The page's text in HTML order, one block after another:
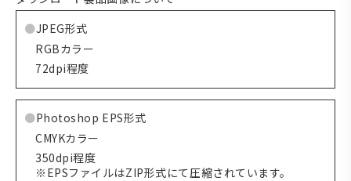
JPEG形式
RGBカラー
72dpi程度
Photoshop EPS形式
CMYKカラー
350dpi程度
※EPSファイルはZIP形式にて圧縮されています。